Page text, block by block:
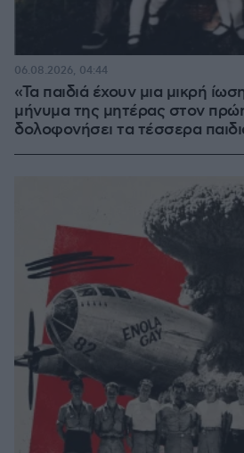
«Τα παιδιά έχουν μια μικρή
μήνυμα της μητέρας στον
δολοφονήσει τα τέσσερα
06.08.2026, 04:44